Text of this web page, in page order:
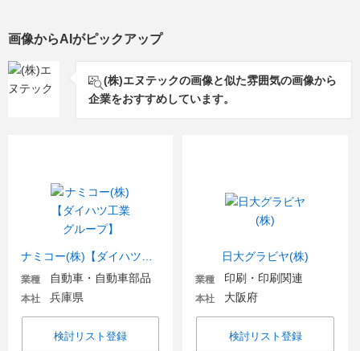
画像からAIがピックアップ
(株)エヌテックの画像と似た雰囲気の画像から
企業をおすすめしています。
業種 自動車・自動車部品
本社 兵庫県
検討リスト登録
日大グラビヤ(株)
業種 印刷・印刷関連
本社 大阪府
検討リスト登録